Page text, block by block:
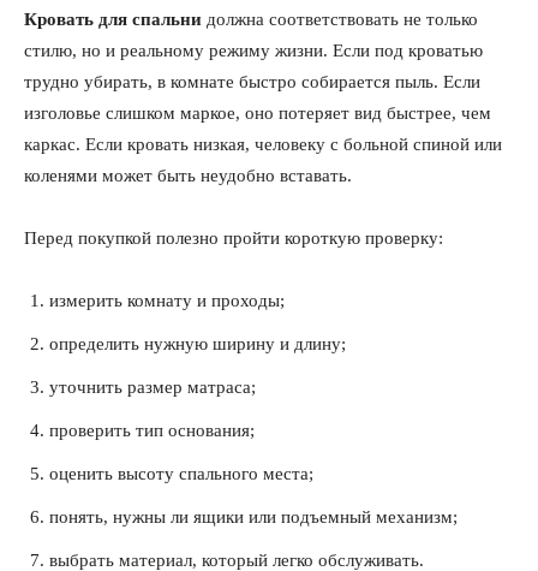
Кровать для спальни должна соответствовать не только
стилю, но и реальному режиму жизни. Если под кроватью
трудно убирать, в комнате быстро собирается пыль. Если
изголовье слишком маркое, оно потеряет вид быстрее, чем
каркас. Если кровать низкая, человеку с больной спиной или
коленями может быть неудобно вставать.
Перед покупкой полезно пройти короткую проверку:
измерить комнату и проходы;
определить нужную ширину и длину;
уточнить размер матраса;
проверить тип основания;
оценить высоту спального места;
понять, нужны ли ящики или подъемный механизм;
выбрать материал, который легко обслуживать.